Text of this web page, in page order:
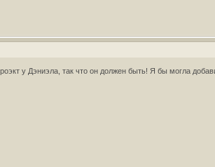
у Дэниэла, так что он должен быть! Я бы могла